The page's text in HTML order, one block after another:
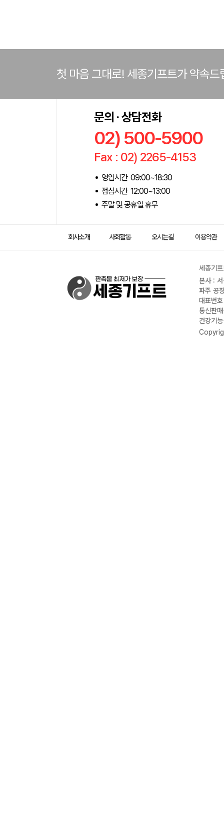
첫 마음 그대로! 세종기프트가 약속드
문의 · 상담전화
02) 500-5900
Fax : 02) 2265-4153
영업시간 09:00~18:30
점심시간 12:00~13:00
주말 및 공휴일 휴무
회사소개 사회활동 오시는길 이용약관
세종기
본사 :
파주 공
대표번
통신판
건강기